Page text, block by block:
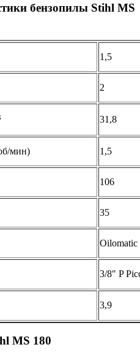
бензопилы Stihl MS
1,5
2
31,8
мин) 1,5
106
35
Oilomatic
3/8″ P
3,9
MS 180